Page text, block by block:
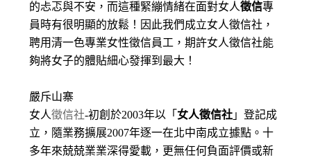
的忐忑與不安，而這種緊繃情緒在面對女人徵信專
員時有很明顯的放鬆！因此我們成立女人徵信社，
聘用清一色專業女性徵信員工，期許女人徵信社能
夠將女子的體貼細心發揮到最大 ！
嚴斥山寨
女人徵信社-初創於2003年以「 女人徵信社 」登記成
立，隨業務擴展2007年逐一在北中南成立據點。十
多年來兢兢業業深得愛載，更無任何負面評價或新